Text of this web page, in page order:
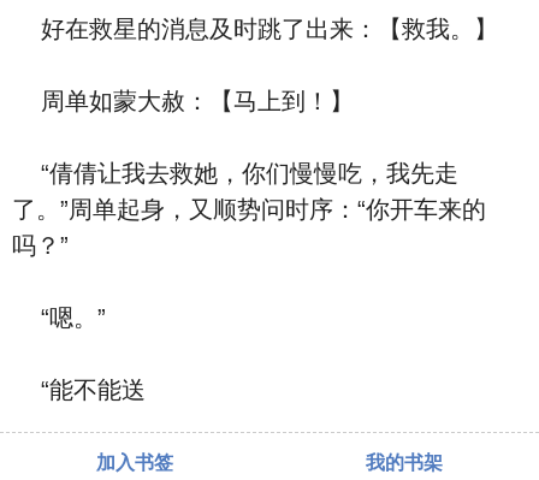
好在救星的消息及时跳了出来：【救我。】
周单如蒙大赦：【马上到！】
“倩倩让我去救她，你们慢慢吃，我先走
了。”周单起身，又顺势问时序：“你开车来的
吗？”
“嗯。”
“能不能送
加入书签 我的书架